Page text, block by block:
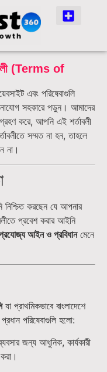
(Terms of
এবং পরিষেবাগুলি
সহকারে পড়ুন। আমাদের
করে, আপনি এই শর্তাবলী
সম্মত না হন, তাহলে
না।
নিশ্চিত করছেন যে আপনার
প্রবেশ করার আইনি
আইন ও প্রবিধানমেনে
যা প্রাথমিকভাবে বাংলাদেশে
পরিষেবাগুলি হলো:
জন্য আধুনিক, কার্যকারী